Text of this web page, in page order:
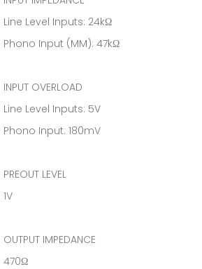
Line Level Inputs: 24kΩ
Phono Input (MM): 47kΩ
INPUT OVERLOAD
Line Level Inputs: 5V
Phono Input: 180mV
PREOUT LEVEL
1V
OUTPUT IMPEDANCE
470Ω